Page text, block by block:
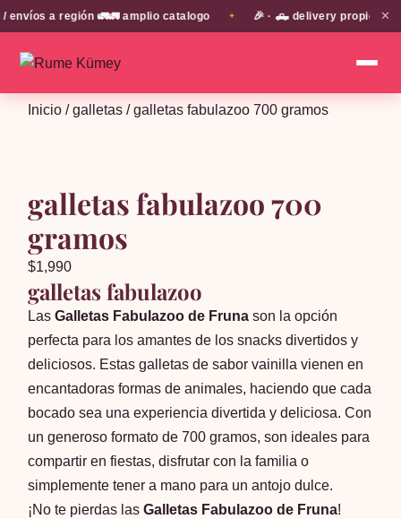
a región 🚛🚛 amplio catalogo 🎉 · 🛻 delivery propio en ✕
Inicio /galletas / galletas fabulazoo 700 gramos
galletas fabulazoo 700
gramos
$1,990
galletas fabulazoo
LasGalletas Fabulazoo de Fruna son la opción
perfecta para los amantes de los snacks divertidos y
deliciosos. Estas galletas de sabor vainilla vienen en
encantadoras formas de animales, haciendo que cada
bocado sea una experiencia divertida y deliciosa. Con
un generoso formato de 700 gramos, son ideales para
compartir en fiestas, disfrutar con la familia o
simplemente tener a mano para un antojo dulce.
¡No te pierdas lasGalletas Fabulazoo de Fruna!